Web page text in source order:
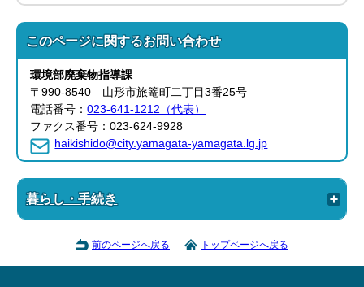
このページに関するお問い合わせ
環境部廃棄物指導課
〒990-8540 山形市旅篭町二丁目3番25号
電話番号：023-641-1212（代表）
ファクス番号：023-624-9928
haikishido@city.yamagata-yamagata.lg.jp
暮らし・手続き
前のページへ戻る トップページへ戻る